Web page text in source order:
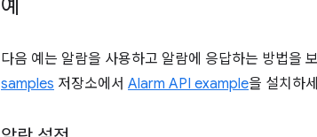
예
다음 예는 알람을 사용하고 알람에 응답하는 방법을
samples 저장소에서 Alarm API example을 설치하